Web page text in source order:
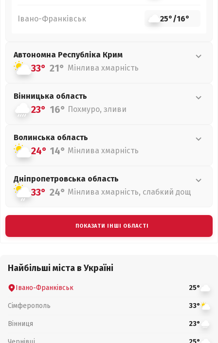
Івано-Франківськ 25°/16°
Автономна Республіка Крим
33° 21° Мінлива хмарність
Вінницька область
23° 16° Похмуро, зливи
Волинська область
24° 14° Мінлива хмарність
Дніпропетровська область
33° 24° Мінлива хмарність, слабкий дощ
ПОКАЗАТИ ІНШІ ОБЛАСТІ
Найбільші міста в Україні
Івано-Франківськ 25°
Сімферополь 33°
Вінниця 23°